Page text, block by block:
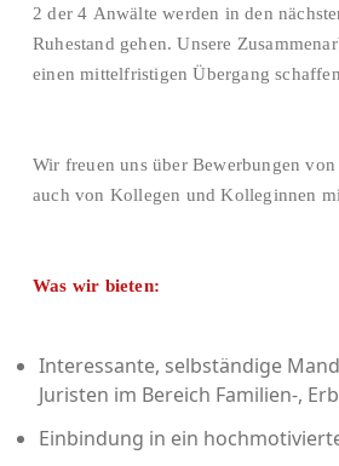
2 der 4 Anwälte werden in den
Ruhestand gehen. Unsere
einen mittelfristigen Übergang
Wir freuen uns über Bewerbungen
auch von Kollegen und Kolleginnen
Was wir bieten:
Interessante, selbständige
Juristen im Bereich Familien-,
Einbindung in ein